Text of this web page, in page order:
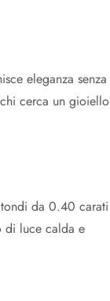
eleganza senza
cerca un gioiello
da 0.40 carati
di luce calda e